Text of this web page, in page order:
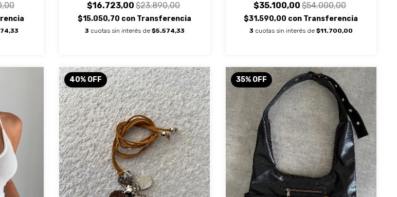
$16.723,00$23.890,00
$15.050,70 con Transferencia
3 cuotas sin interés de $5.574,33
$35.100,00$54.000,00
$31.590,00 con Transferencia
3 cuotas sin interés de $11.700,00
40% OFF 35% OFF